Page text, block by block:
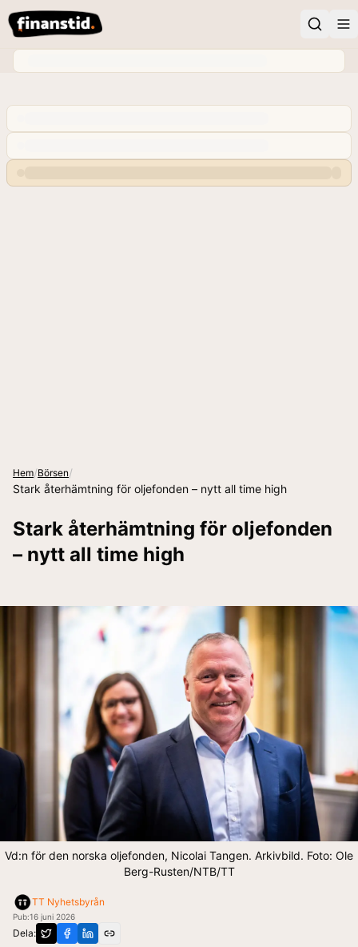
Hem/Börsen/
Stark återhämtning för oljefonden – nytt all time high
Stark återhämtning för oljefonden
– nytt all time high
Vd:n för den norska oljefonden, Nicolai Tangen. Arkivbild. Foto: Ole
Berg-Rusten/NTB/TT
TT Nyhetsbyrån
Pub:16 juni 2026
Dela: